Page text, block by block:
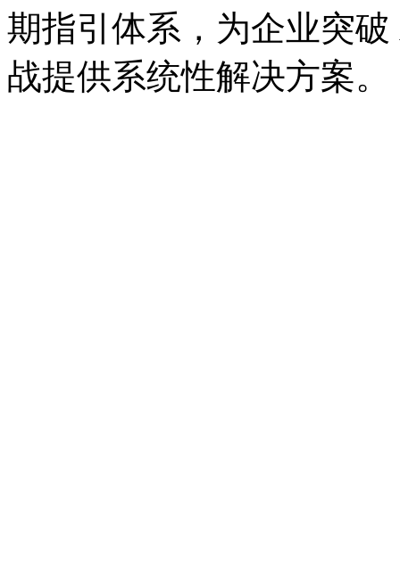
期指引体系，为企业突
战提供系统性解决方案。